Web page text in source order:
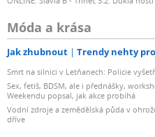
Móda a krása
Jak zhubnout Trendy nehty
Smrt na silnici v Letňanech: Policie
Sex, fetiš, BDSM, ale i přednášky,
Weekendu popsal, jak akce probíhá
Vodní zdroje a zemědělská půda v
dříve